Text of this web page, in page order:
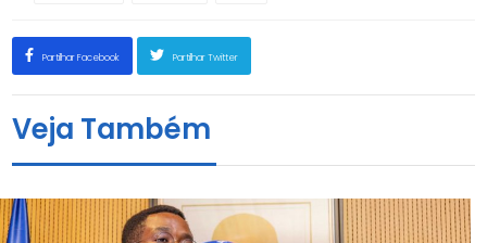
Partilhar Facebook Partilhar Twitter
Veja Também